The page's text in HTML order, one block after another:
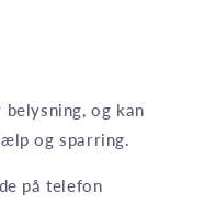
og kan
og sparring.
på telefon